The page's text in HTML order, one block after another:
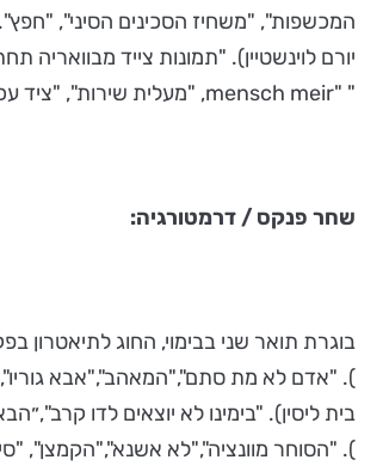
המכשפות", "משחיז הסכינים הסיני",
יורם לוינשטיין). "תמונות צייד
" "mensch meir, "מעלית שירות", "ציד עכברושים" (צוותא). "נחיתת אונס"(ת' יפו). כתיבת מוסיקה - "אסקוריאל"(ת' הסמטה).
שחר פנקס / דרמטורגיה:
בוגרת תואר שני בבימוי, החוג לתיאטרון
). "אדם לא מת סתם","המאהב","אבא
בית ליסין). "בימינו לא יוצאים לדו
). "הסוחר מוונציה","לא אשנא","הקמצן", "סימני